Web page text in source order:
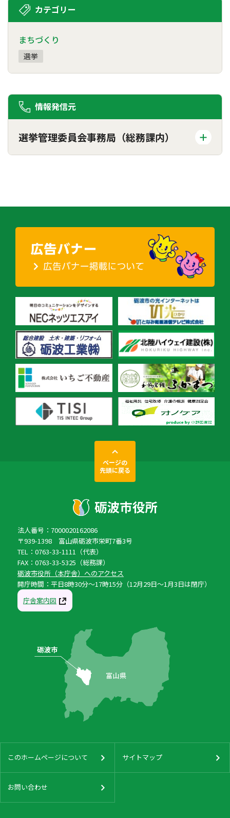
カテゴリー
まちづくり
選挙
情報発信元
選挙管理委員会事務局（総務課内）
ページの
先頭に戻る
法人番号：7000020162086
〒939-1398 富山県砺波市栄町7番3号
TEL：0763-33-1111（代表）
FAX：0763-33-5325（総務課）
砺波市役所（本庁舎）へのアクセス
開庁時間：平日8時30分〜17時15分（12月29日〜1月3日は閉庁）
庁舎案内図
このホームページについて サイトマップ
お問い合わせ